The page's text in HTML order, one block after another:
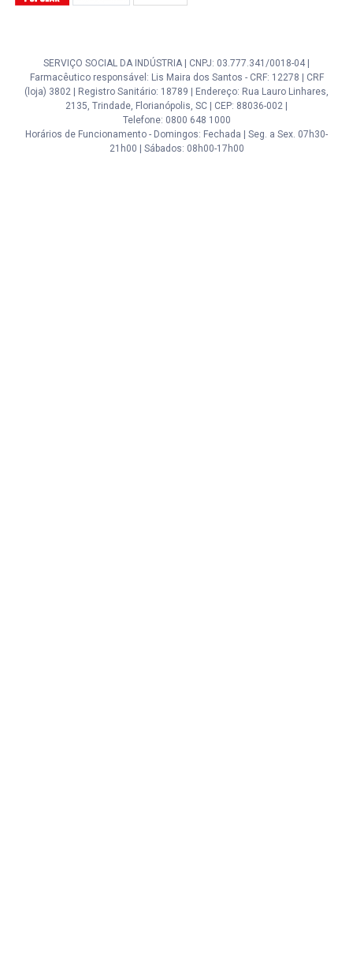
SERVIÇO SOCIAL DA INDÚSTRIA | CNPJ: 03.777.341/0018-04 |
Farmacêutico responsável: Lis Maira dos Santos - CRF: 12278 | CRF
(loja) 3802 | Registro Sanitário: 18789 | Endereço: Rua Lauro Linhares,
2135, Trindade, Florianópolis, SC | CEP: 88036-002 |
Telefone: 0800 648 1000
Horários de Funcionamento - Domingos: Fechada | Seg. a Sex. 07h30-
21h00 | Sábados: 08h00-17h00